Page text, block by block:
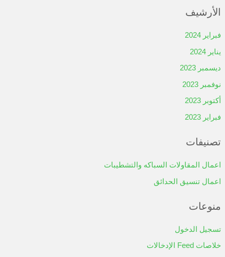
الأرشيف
فبراير 2024
يناير 2024
ديسمبر 2023
نوفمبر 2023
أكتوبر 2023
فبراير 2023
تصنيفات
اعمال المقاولات السباكه والتشطيبات
اعمال تنسيق الحدائق
منوعات
تسجيل الدخول
خلاصات Feed الإدخالات